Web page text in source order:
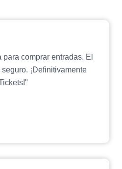
para comprar entradas. El
¡Definitivamente